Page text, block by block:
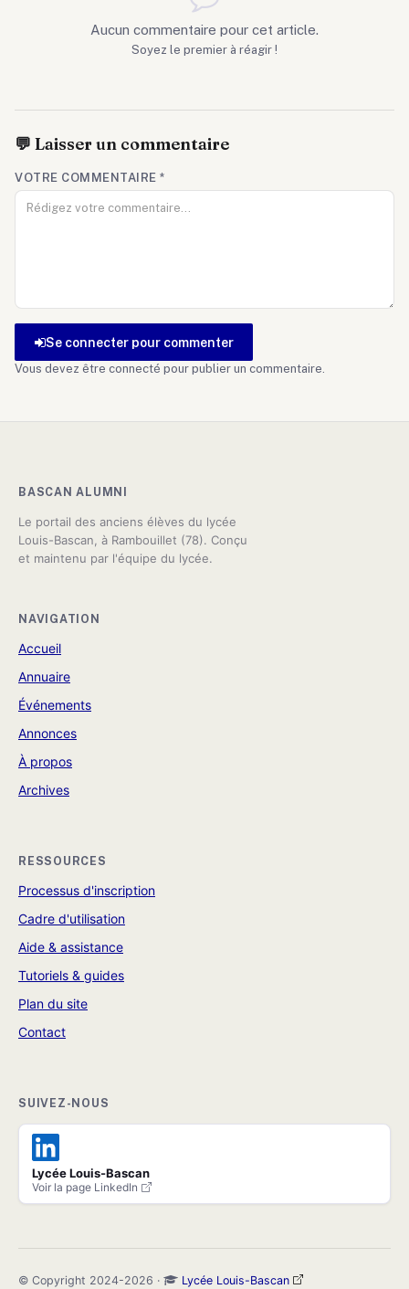
Aucun commentaire pour cet article.
Soyez le premier à réagir !
💬 Laisser un commentaire
VOTRE COMMENTAIRE*
Se connecter pour commenter
Vous devez être connecté pour publier un commentaire.
BASCAN ALUMNI
Le portail des anciens élèves du lycée
Louis-Bascan, à Rambouillet (78). Conçu
et maintenu par l'équipe du lycée.
NAVIGATION
Accueil
Annuaire
Événements
Annonces
À propos
Archives
RESSOURCES
Processus d'inscription
Cadre d'utilisation
Aide & assistance
Tutoriels & guides
Plan du site
Contact
SUIVEZ-NOUS
Lycée Louis-Bascan
Voir la page LinkedIn
© Copyright 2024-2026 · Lycée Louis-Bascan